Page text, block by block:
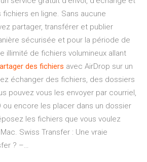
en ligne. Sans aucune
partager, transférer et publier
sécurisée et pour la période de
illimité de fichiers volumineux allant
des fichiers avec AirDrop sur un
échanger des fichiers, des dossiers
pouvez vous les envoyer par courriel,
ou encore les placer dans un dossier
les fichiers que vous voulez
Swiss Transfer : Une vraie
? –…